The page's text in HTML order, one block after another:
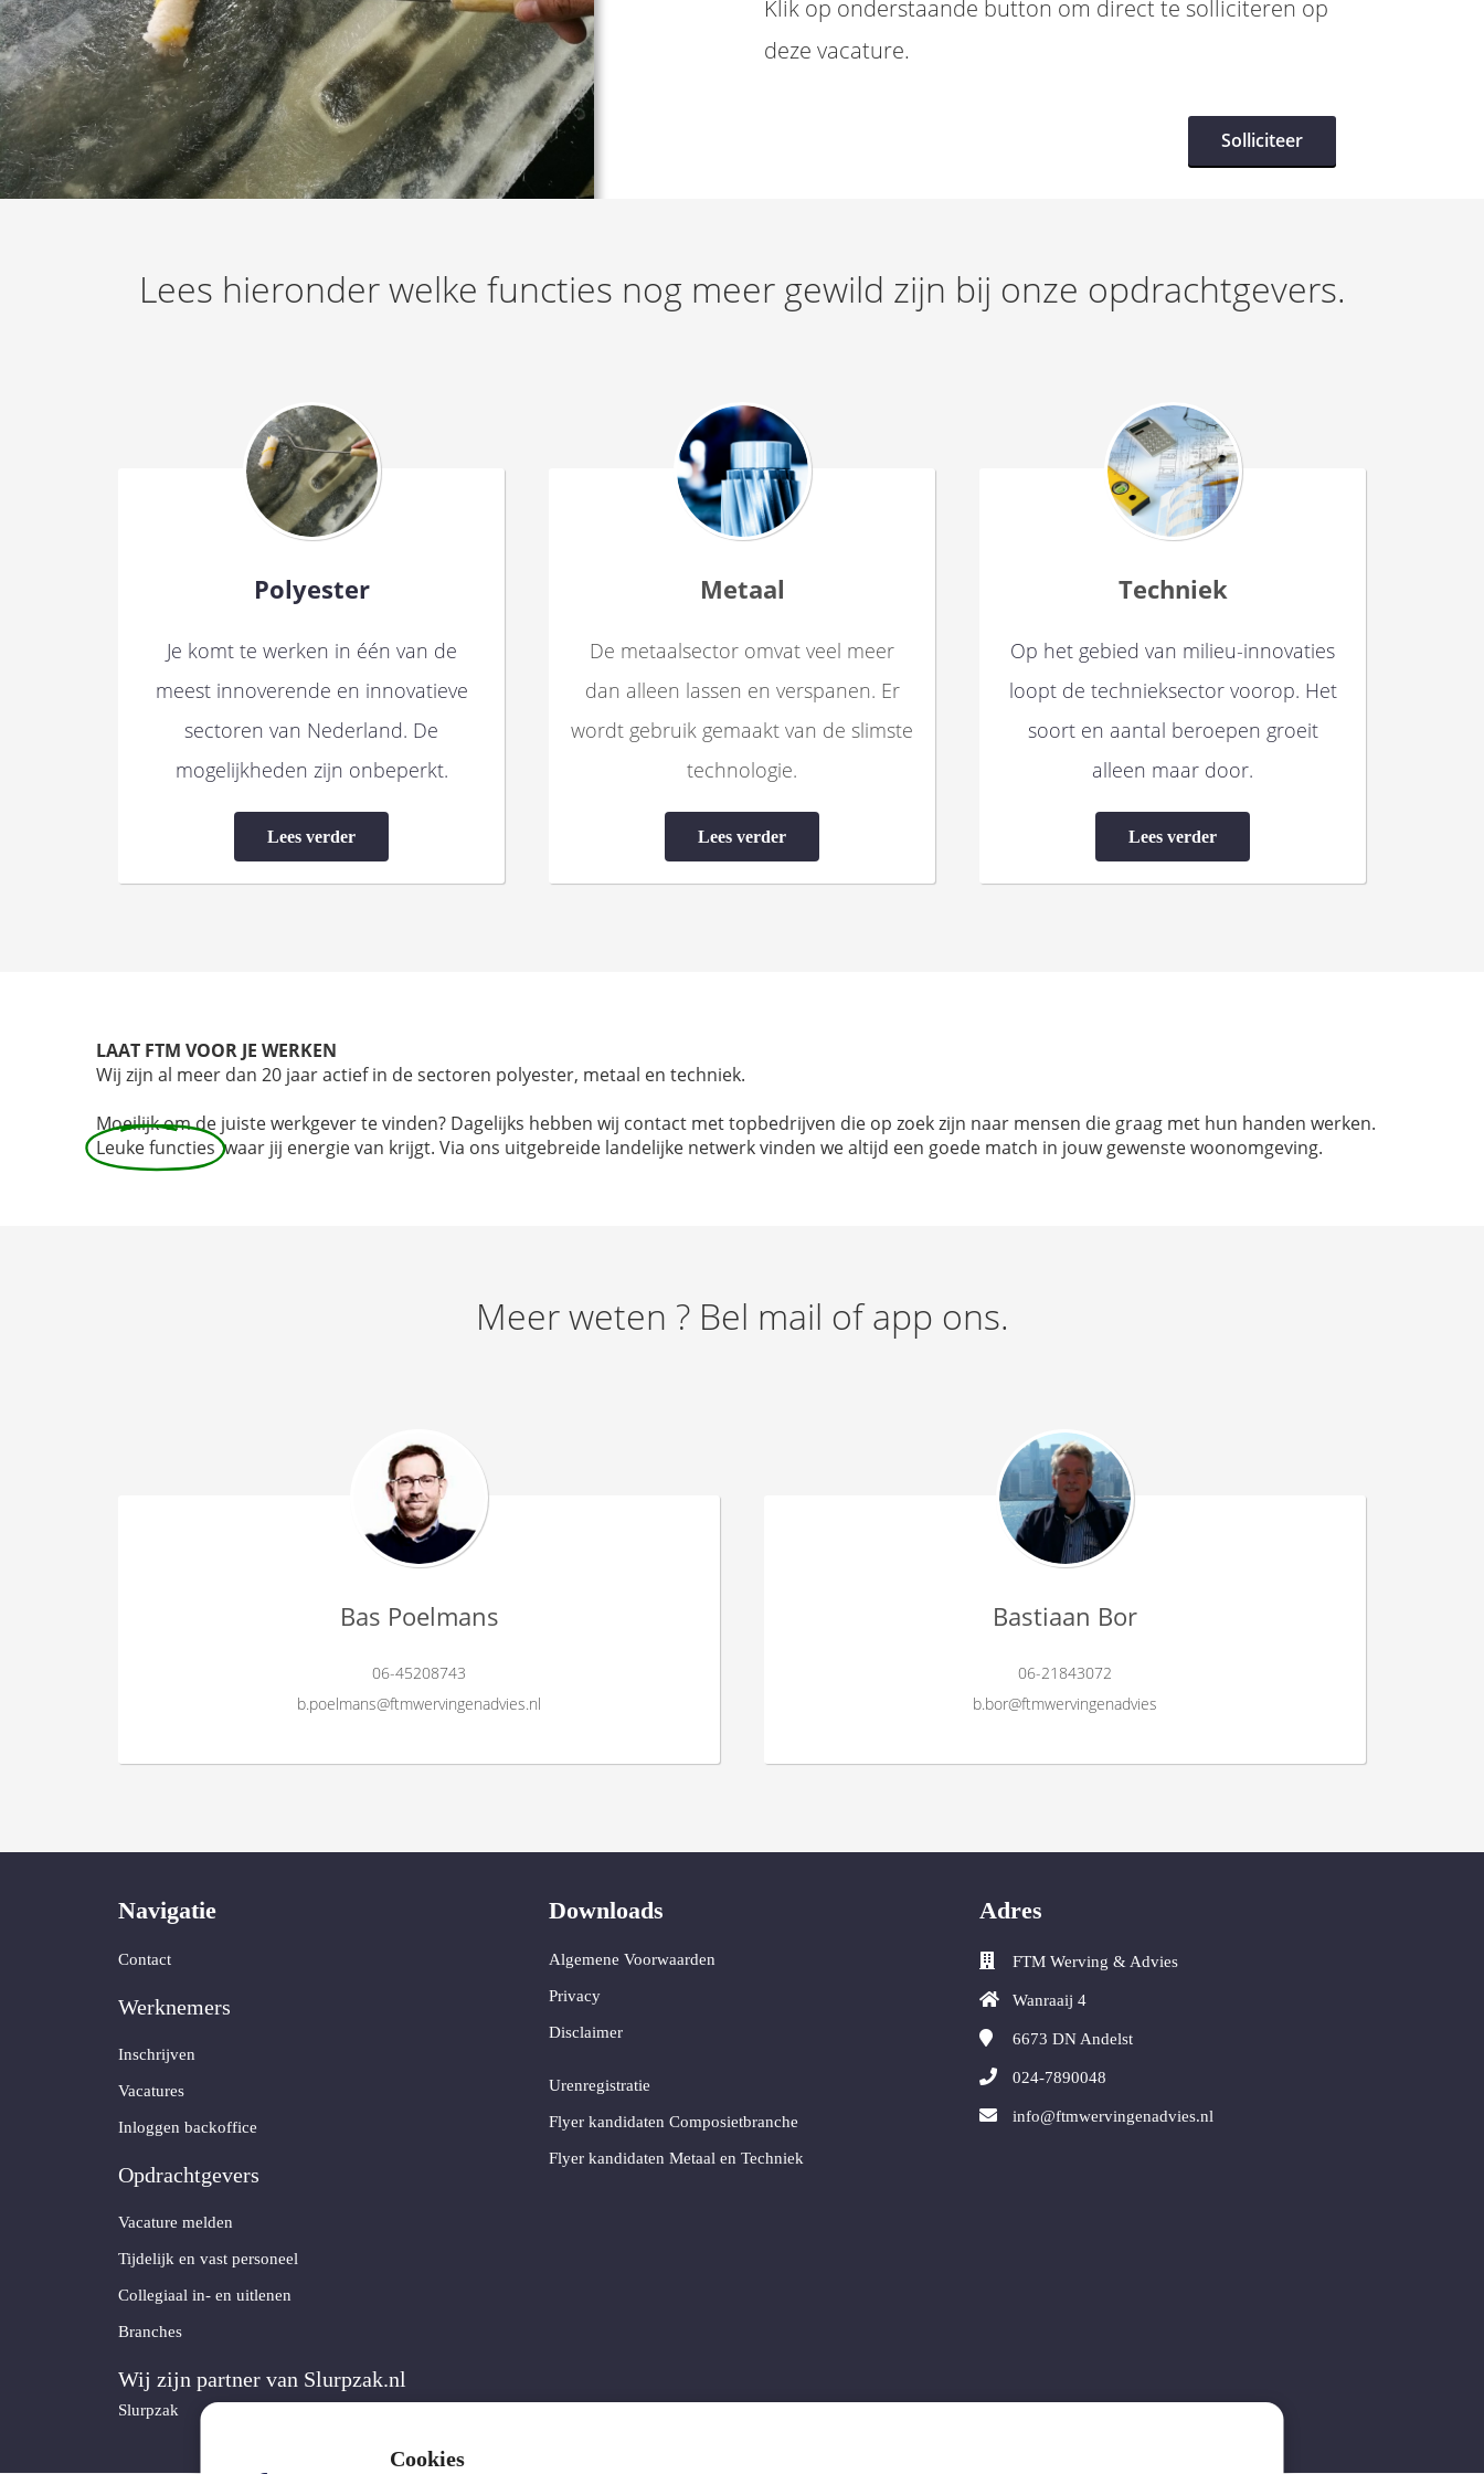
Klik op onderstaande button om direct te solliciteren op
deze vacature.
Solliciteer
Lees hieronder welke functies nog meer gewild zijn bij onze opdrachtgevers.
Polyester
Je komt te werken in één van de
meest innoverende en innovatieve
sectoren van Nederland. De
mogelijkheden zijn onbeperkt.
Lees verder
Metaal
De metaalsector omvat veel meer
dan alleen lassen en verspanen. Er
wordt gebruik gemaakt van de slimste
technologie.
Lees verder
Techniek
Op het gebied van milieu-innovaties
loopt de technieksector voorop. Het
soort en aantal beroepen groeit
alleen maar door.
Lees verder
LAAT FTM VOOR JE WERKEN
Wij zijn al meer dan 20 jaar actief in de sectoren polyester, metaal en techniek.
Moeilijk om de juiste werkgever te vinden? Dagelijks hebben wij contact met topbedrijven die op zoek zijn naar mensen die graag met hun handen werken.
Leuke functieswaar jij energie van krijgt. Via ons uitgebreide landelijke netwerk vinden we altijd een goede match in jouw gewenste woonomgeving.
Meer weten ? Bel mail of app ons.
Bas Poelmans
06-45208743
b.poelmans@ftmwervingenadvies.nl
Bastiaan Bor
06-21843072
b.bor@ftmwervingenadvies
Navigatie
Contact
Werknemers
Inschrijven
Vacatures
Inloggen backoffice
Opdrachtgevers
Vacature melden
Tijdelijk en vast personeel
Collegiaal in- en uitlenen
Branches
Wij zijn partner van Slurpzak.nl
Slurpzak
Downloads
Algemene Voorwaarden
Privacy
Disclaimer
Urenregistratie
Flyer kandidaten Composietbranche
Flyer kandidaten Metaal en Techniek
Adres
FTM Werving & Advies
Wanraaij 4
6673 DN Andelst
024-7890048
info@ftmwervingenadvies.nl
Cookies